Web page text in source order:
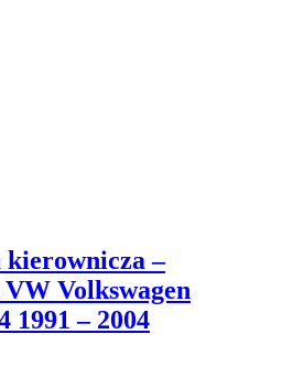
kierownicza –
Volkswagen
1991 – 2004